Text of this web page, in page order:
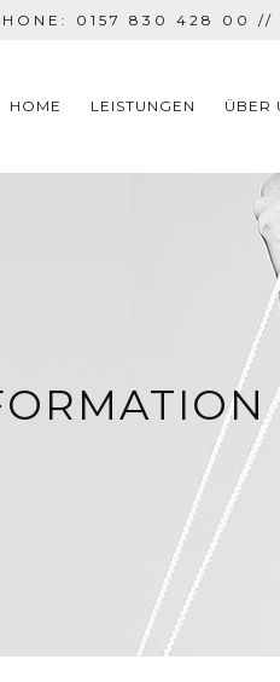
0157 830 428 00 //
HOME LEISTUNGEN ÜBER